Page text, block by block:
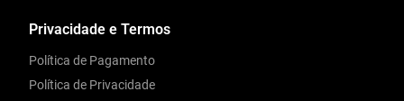
Privacidade e Termos
Política de Pagamento
Política de Privacidade